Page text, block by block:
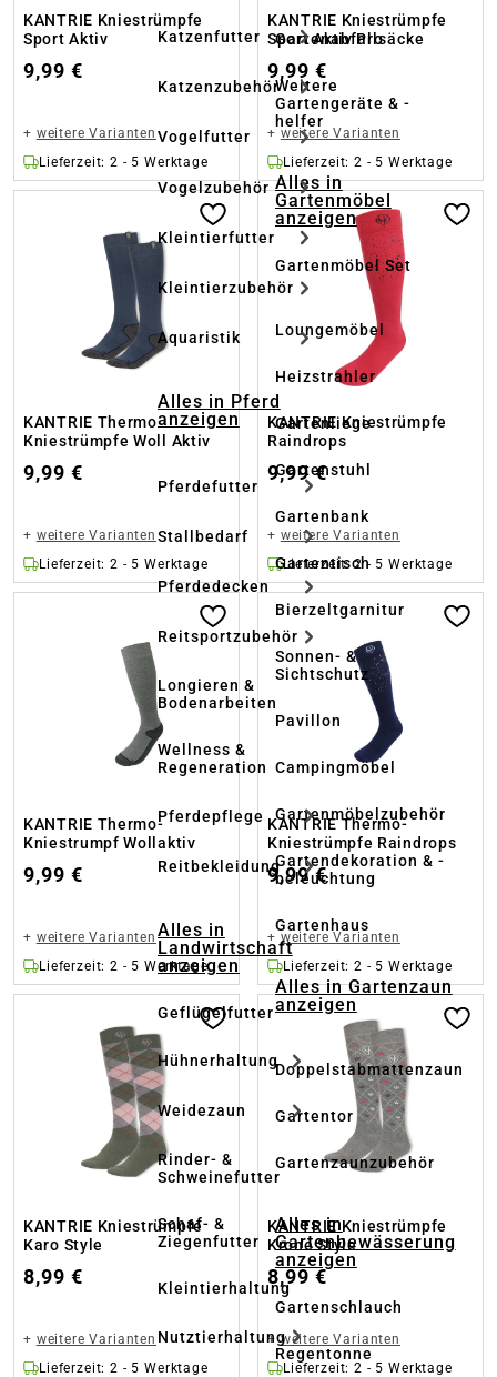
Katzenfutter
Katzenzubehör
Vogelfutter
Vogelzubehör
Kleintierfutter
Kleintierzubehör
Aquaristik
Alles in Pferd
anzeigen
Pferdefutter
Stallbedarf
Pferdedecken
Reitsportzubehör
Longieren &
Bodenarbeiten
Wellness &
Regeneration
Pferdepflege
Reitbekleidung
Alles in
Landwirtschaft
anzeigen
Geflügelfutter
Hühnerhaltung
Weidezaun
Rinder- &
Schweinefutter
Schaf- &
Ziegenfutter
Kleintierhaltung
Nutztierhaltung
Gartenabfallsäcke
Weitere
Gartengeräte & -
helfer
Alles in
Gartenmöbel
anzeigen
Gartenmöbel Set
Loungemöbel
Heizstrahler
Gartenliege
Gartenstuhl
Gartenbank
Gartentisch
Bierzeltgarnitur
Sonnen- &
Sichtschutz
Pavillon
Campingmöbel
Gartenmöbelzubehör
Gartendekoration & -
beleuchtung
Gartenhaus
Alles in Gartenzaun
anzeigen
Doppelstabmattenzaun
Gartentor
Gartenzaunzubehör
Alles in
Gartenbewässerung
anzeigen
Gartenschlauch
Regentonne
KANTRIE Kniestrümpfe
Sport Aktiv
9,99 €
+ weitere Varianten
Lieferzeit: 2 - 5 Werktage
KANTRIE Kniestrümpfe
Sport Aktiv Pro
9,99 €
+ weitere Varianten
Lieferzeit: 2 - 5 Werktage
KANTRIE Thermo
Kniestrümpfe Woll Aktiv
9,99 €
+ weitere Varianten
Lieferzeit: 2 - 5 Werktage
KANTRIE Kniestrümpfe
Raindrops
9,99 €
+ weitere Varianten
Lieferzeit: 2 - 5 Werktage
KANTRIE Thermo-
Kniestrumpf Wollaktiv
9,99 €
+ weitere Varianten
Lieferzeit: 2 - 5 Werktage
KANTRIE Thermo-
Kniestrümpfe Raindrops
9,99 €
+ weitere Varianten
Lieferzeit: 2 - 5 Werktage
KANTRIE Kniestrümpfe
Karo Style
8,99 €
+ weitere Varianten
Lieferzeit: 2 - 5 Werktage
KANTRIE Kniestrümpfe
Krone Style
8,99 €
+weitere Varianten
Lieferzeit: 2 - 5 Werktage